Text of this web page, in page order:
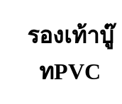
รองเท้าบู๊
ทPVC